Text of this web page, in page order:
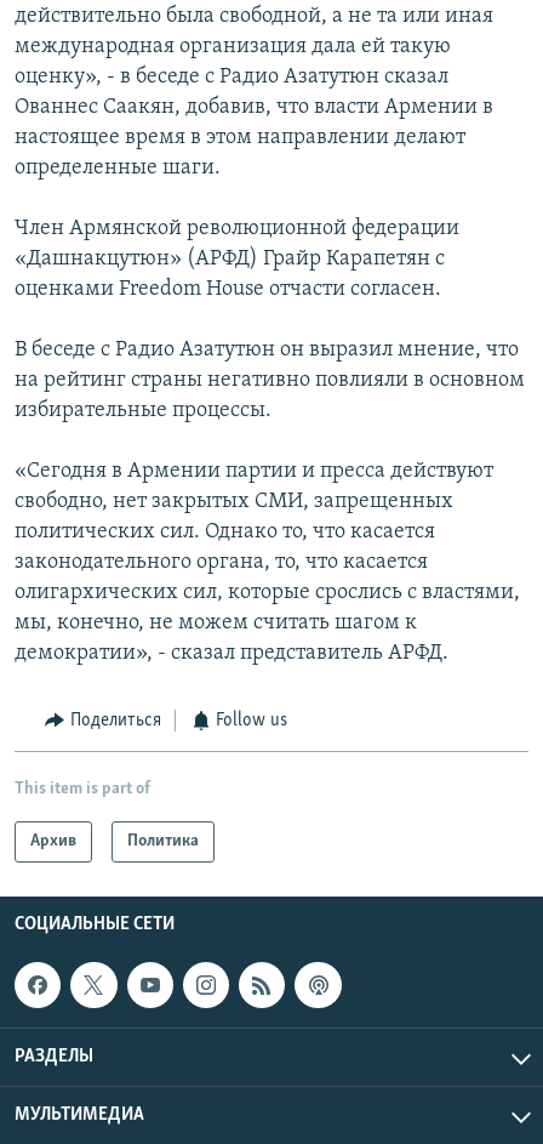
действительно была свободной, а не та или иная
международная организация дала ей такую
оценку», - в беседе с Радио Азатутюн сказал
Ованнес Саакян, добавив, что власти Армении в
настоящее время в этом направлении делают
определенные шаги.
Член Армянской революционной федерации
«Дашнакцутюн» (АРФД) Грайр Карапетян с
оценками Freedom House отчасти согласен.
В беседе с Радио Азатутюн он выразил мнение, что
на рейтинг страны негативно повлияли в основном
избирательные процессы.
«Сегодня в Армении партии и пресса действуют
свободно, нет закрытых СМИ, запрещенных
политических сил. Однако то, что касается
законодательного органа, то, что касается
олигархических сил, которые срослись с властями,
мы, конечно, не можем считать шагом к
демократии», - сказал представитель АРФД.
Поделиться Follow us
This item is part of
Архив Политика
СОЦИАЛЬНЫЕ СЕТИ
РАЗДЕЛЫ
МУЛЬТИМЕДИА